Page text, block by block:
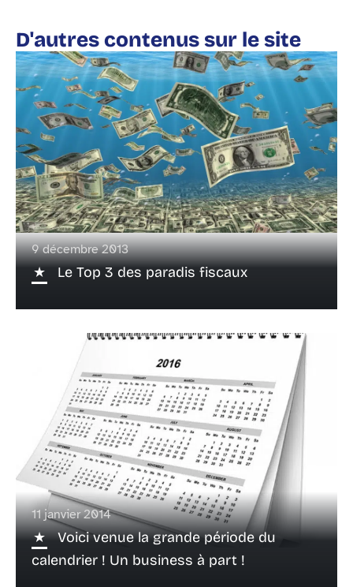
D'autres contenus sur le site
9 décembre 2013
Le Top 3 des paradis fiscaux
11 janvier 2014
Voici venue la grande période du
calendrier ! Un business à part !